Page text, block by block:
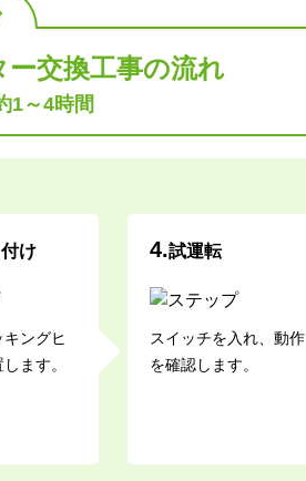
ー交換工事の流れ
1～4時間
け
ングヒ
ます。
4.試運転
スイッチを入れ、動作
を確認します。